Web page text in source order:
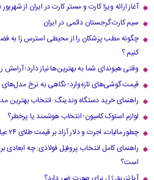
آغاز ارائه ویزا کارت و مستر کارت در ایران از شهریور ۱۴۰۱
سیم کارت گرجستان دائمی در ایران
چگونه مطب پزشکان را از محیطی استرس زا به
کنیم ؟
وقتی هیوندای شما به بهترین‌ها نیاز دارد؛ آرامش
قیمت گوشی‌های تازه‌وارد؛ نگاهی به نرخ مدل‌های
راهنمای خرید دستگاه وندینگ: انتخاب بهترین
لوازم استوک کامیون؛ انتخاب هوشمند یا پرخطر؟
چطور مالیات، اجرت و دلار آزاد بر قیمت طلای ۲۴ عیار اثر می‌گذارد؟
راهنمای کامل انتخاب پروفیل فولادی: چه ابعادی
است؟